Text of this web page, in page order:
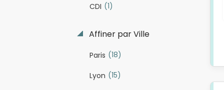
CDI (1)
Affiner par Ville
Paris (18)
Lyon (15)